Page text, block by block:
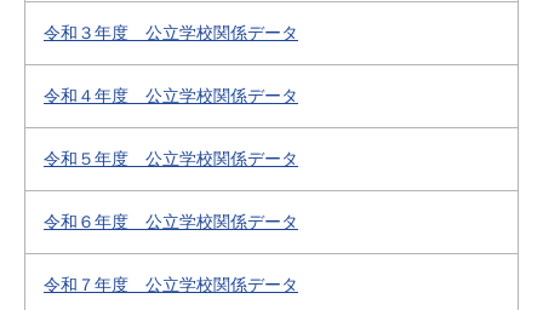
令和３年度 公立学校関係データ
令和４年度 公立学校関係データ
令和５年度 公立学校関係データ
令和６年度 公立学校関係データ
令和７年度 公立学校関係データ